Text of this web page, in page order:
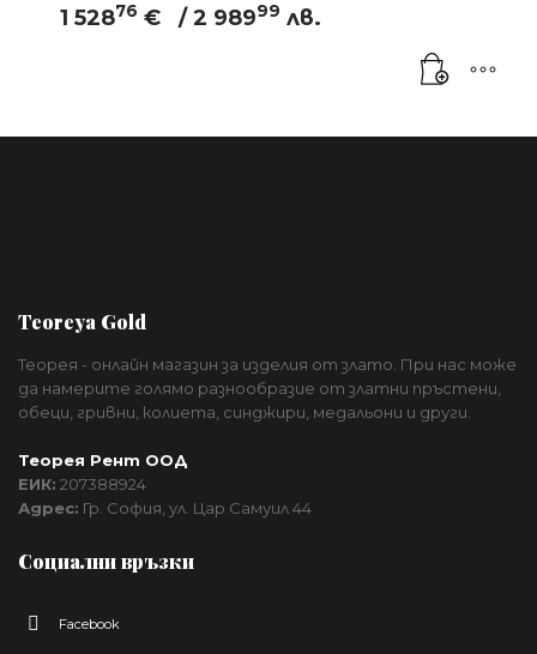
1 52876 € / 2 98999 лв.
Teoreya Gold
Теорея - онлайн магазин за изделия от злато. При нас може
да намерите голямо разнообразие от златни пръстени,
обеци, гривни, колиета, синджири, медальони и други.
Теорея Рент ООД
ЕИК: 207388924
Адрес: Гр. София, ул. Цар Самуил 44
Социални връзки
Facebook